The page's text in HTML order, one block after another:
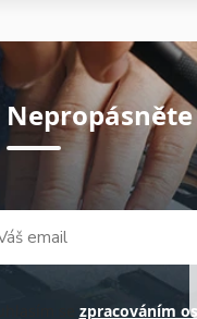
zpracováním